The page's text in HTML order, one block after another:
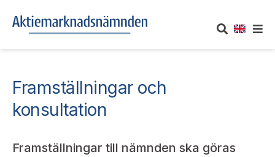
Om oss
UTTALANDEN
TAKEOVER-REGLER
Framställningar och
konsultation
Framställningar till nämnden ska göras